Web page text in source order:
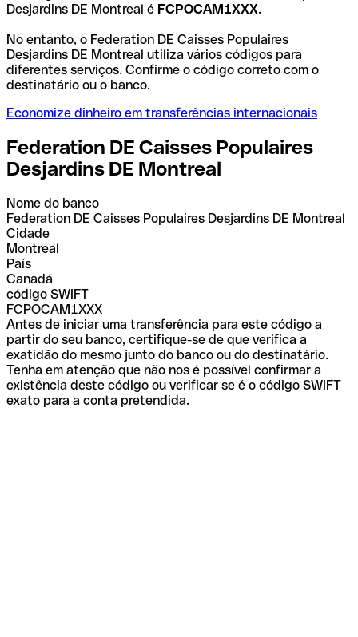
Desjardins DE Montreal é FCPOCAM1XXX.
No entanto, o Federation DE Caisses Populaires
Desjardins DE Montreal utiliza vários códigos para
diferentes serviços. Confirme o código correto com o
destinatário ou o banco.
Economize dinheiro em transferências internacionais
Federation DE Caisses Populaires
Desjardins DE Montreal
Nome do banco
Federation DE Caisses Populaires Desjardins DE Montreal
Cidade
Montreal
País
Canadá
código SWIFT
FCPOCAM1XXX
Antes de iniciar uma transferência para este código a
partir do seu banco, certifique-se de que verifica a
exatidão do mesmo junto do banco ou do destinatário.
Tenha em atenção que não nos é possível confirmar a
existência deste código ou verificar se é o código SWIFT
exato para a conta pretendida.